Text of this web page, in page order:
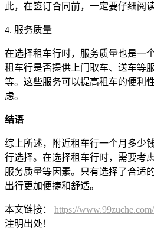
此，在签订合同前，一定要仔细阅
4. 服务质量
在选择租车行时，服务质量也是一
租车行是否提供上门取车、送车等
等。这些服务可以提高租车的便利
虑。
结语
综上所述，附近租车行一个月多少
行选择。在选择租车行时，需要考
服务质量等因素。只有选择了合适
出行更加便捷和舒适。
本文链接： https://
注明出处！